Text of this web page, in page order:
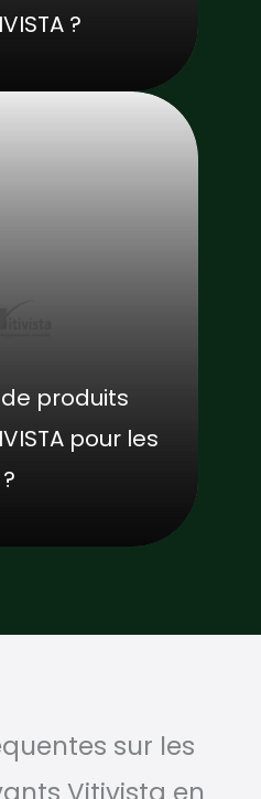
?
produits
pour les
sur les